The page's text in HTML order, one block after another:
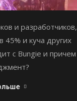
и разработчиков,
и куча других
с Bungie и причем